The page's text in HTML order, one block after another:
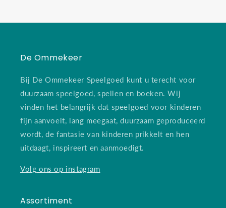
De Ommekeer
Bij De Ommekeer Speelgoed kunt u terecht voor
duurzaam speelgoed, spellen en boeken. Wij
vinden het belangrijk dat speelgoed voor kinderen
fijn aanvoelt, lang meegaat, duurzaam geproduceerd
wordt, de fantasie van kinderen prikkelt en hen
uitdaagt, inspireert en aanmoedigt.
Volg ons op instagram
Assortiment